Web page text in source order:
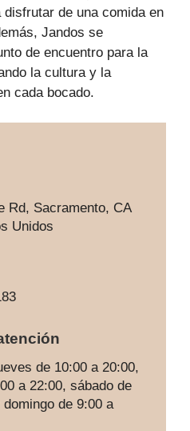
de una comida en
Jandos se
de encuentro para la
la cultura y la
cada bocado.
Rd, Sacramento, CA
Unidos
de 10:00 a 20:00,
a 22:00, sábado de
de 9:00 a